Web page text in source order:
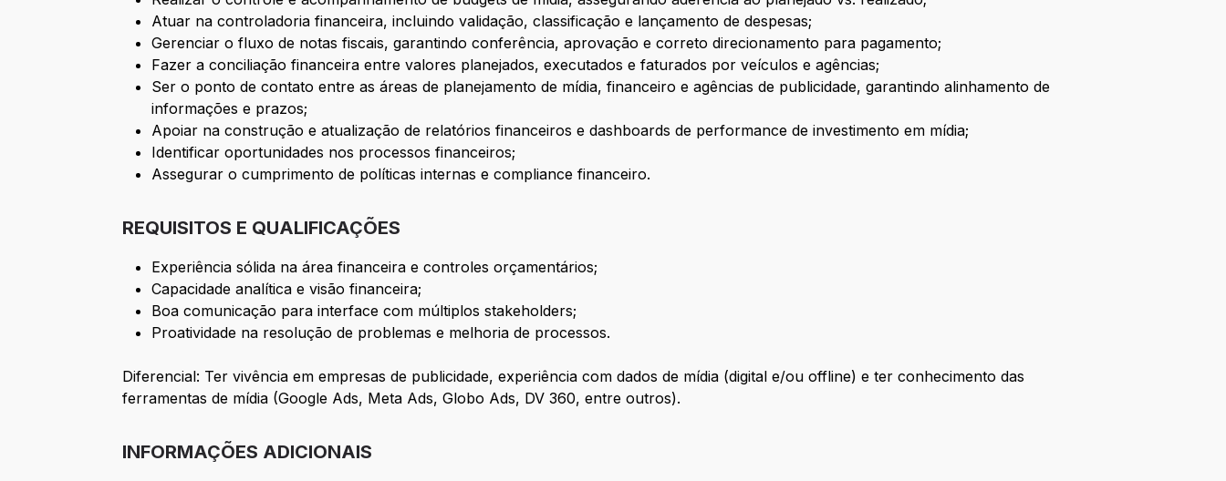
Atuar na controladoria financeira, incluindo validação, classificação e lançamento de despesas;
Gerenciar o fluxo de notas fiscais, garantindo conferência, aprovação e correto direcionamento para pagamento;
Fazer a conciliação financeira entre valores planejados, executados e faturados por veículos e agências;
Ser o ponto de contato entre as áreas de planejamento de mídia, financeiro e agências de publicidade, garantindo alinhamento de
informações e prazos;
Apoiar na construção e atualização de relatórios financeiros e dashboards de performance de investimento em mídia;
Identificar oportunidades nos processos financeiros;
Assegurar o cumprimento de políticas internas e compliance financeiro.
REQUISITOS E QUALIFICAÇÕES
Experiência sólida na área financeira e controles orçamentários;
Capacidade analítica e visão financeira;
Boa comunicação para interface com múltiplos stakeholders;
Proatividade na resolução de problemas e melhoria de processos.
Diferencial: Ter vivência em empresas de publicidade, experiência com dados de mídia (digital e/ou offline) e ter conhecimento das
ferramentas de mídia (Google Ads, Meta Ads, Globo Ads, DV 360, entre outros).
INFORMAÇÕES ADICIONAIS